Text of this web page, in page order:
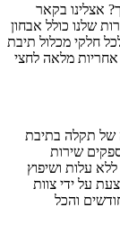
אצלינו בקאר
שלנו כולל אבחון
חלקי מכלול תיבת
אחריות מלאה לחצי
של תקלה בתיבת
שירות
עלות ושיפוץ
על ידי צוות
ומקצועי ומגיעה עם מתן אחריות מקיפה ל-6 חודשים והכל